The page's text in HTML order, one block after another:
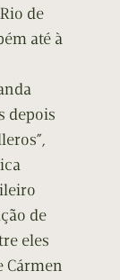
de
até à
depois
de
eles
Cármen